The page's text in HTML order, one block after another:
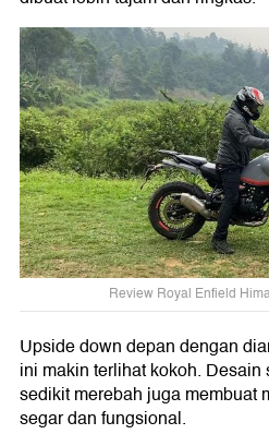
Review Royal Enfield
Upside down depan dengan
ini makin terlihat kokoh.
sedikit merebah juga membuat
segar dan fungsional.